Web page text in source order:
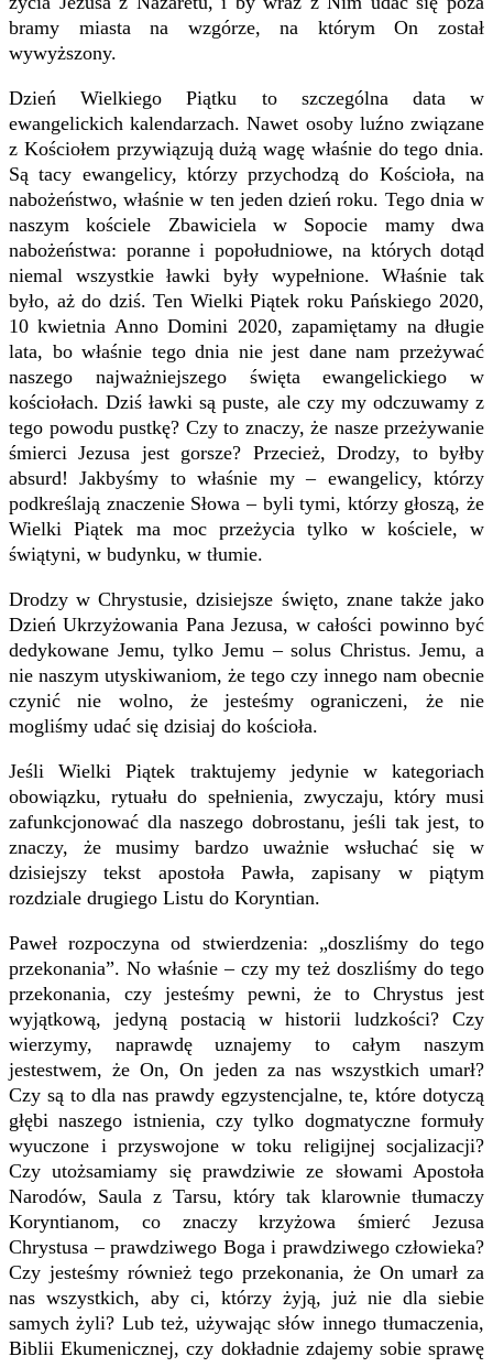
bramy miasta na wzgórze, na którym On został
wywyższony.
Dzień Wielkiego Piątku to szczególna data w
ewangelickich kalendarzach. Nawet osoby luźno związane
z Kościołem przywiązują dużą wagę właśnie do tego dnia.
Są tacy ewangelicy, którzy przychodzą do Kościoła, na
nabożeństwo, właśnie w ten jeden dzień roku. Tego dnia w
naszym kościele Zbawiciela w Sopocie mamy dwa
nabożeństwa: poranne i popołudniowe, na których dotąd
niemal wszystkie ławki były wypełnione. Właśnie tak
było, aż do dziś. Ten Wielki Piątek roku Pańskiego 2020,
10 kwietnia Anno Domini 2020, zapamiętamy na długie
lata, bo właśnie tego dnia nie jest dane nam przeżywać
naszego najważniejszego święta ewangelickiego w
kościołach. Dziś ławki są puste, ale czy my odczuwamy z
tego powodu pustkę? Czy to znaczy, że nasze przeżywanie
śmierci Jezusa jest gorsze? Przecież, Drodzy, to byłby
absurd! Jakbyśmy to właśnie my – ewangelicy, którzy
podkreślają znaczenie Słowa – byli tymi, którzy głoszą, że
Wielki Piątek ma moc przeżycia tylko w kościele, w
świątyni, w budynku, w tłumie.
Drodzy w Chrystusie, dzisiejsze święto, znane także jako
Dzień Ukrzyżowania Pana Jezusa, w całości powinno być
dedykowane Jemu, tylko Jemu – solus Christus. Jemu, a
nie naszym utyskiwaniom, że tego czy innego nam obecnie
czynić nie wolno, że jesteśmy ograniczeni, że nie
mogliśmy udać się dzisiaj do kościoła.
Jeśli Wielki Piątek traktujemy jedynie w kategoriach
obowiązku, rytuału do spełnienia, zwyczaju, który musi
zafunkcjonować dla naszego dobrostanu, jeśli tak jest, to
znaczy, że musimy bardzo uważnie wsłuchać się w
dzisiejszy tekst apostoła Pawła, zapisany w piątym
rozdziale drugiego Listu do Koryntian.
Paweł rozpoczyna od stwierdzenia: „doszliśmy do tego
przekonania”. No właśnie – czy my też doszliśmy do tego
przekonania, czy jesteśmy pewni, że to Chrystus jest
wyjątkową, jedyną postacią w historii ludzkości? Czy
wierzymy, naprawdę uznajemy to całym naszym
jestestwem, że On, On jeden za nas wszystkich umarł?
Czy są to dla nas prawdy egzystencjalne, te, które dotyczą
głębi naszego istnienia, czy tylko dogmatyczne formuły
wyuczone i przyswojone w toku religijnej socjalizacji?
Czy utożsamiamy się prawdziwie ze słowami Apostoła
Narodów, Saula z Tarsu, który tak klarownie tłumaczy
Koryntianom, co znaczy krzyżowa śmierć Jezusa
Chrystusa – prawdziwego Boga i prawdziwego człowieka?
Czy jesteśmy również tego przekonania, że On umarł za
nas wszystkich, aby ci, którzy żyją, już nie dla siebie
samych żyli? Lub też, używając słów innego tłumaczenia,
Biblii Ekumenicznej, czy dokładnie zdajemy sobie sprawę